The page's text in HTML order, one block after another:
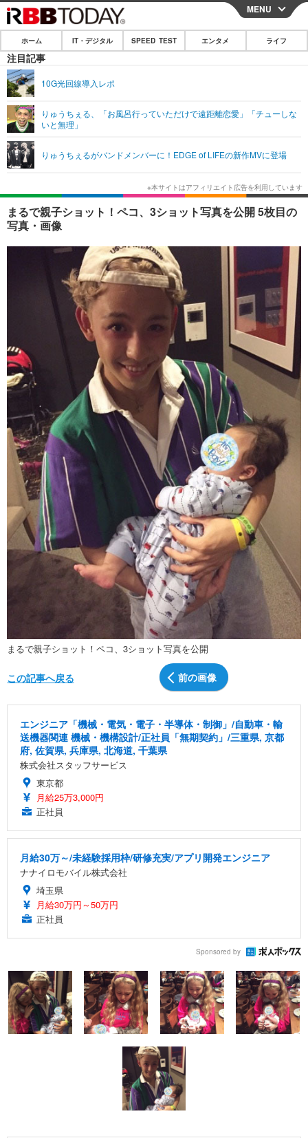
CLOSE
ホーム
IT・デジタル
ネタ
ショッピング その他
SPEED TEST
エンタメ
エンタメTOP 映画・ドラマ
韓国・芸能
音楽 スポーツ
ショッピング その他
ライフ
ライフTOP グルメ
ペット ショッピング
その他
リリース一覧
プッシュ通知の停止方法
MENU
ホーム IT・デジタル SPEED TEST エンタメ ライフ
注目記事
10G光回線導入レポ
りゅうちぇる、「お風呂行っていただけで遠距離恋愛」「チューしな
いと無理」
りゅうちぇるがバンドメンバーに！EDGE of LIFEの新作MVに登場
まるで親子ショット！ペコ、3ショット写真を公開 5枚目の
写真・画像
まるで親子ショット！ペコ、3ショット写真を公開
前の画像
この記事へ戻る
エンジニア「機械・電気・電子・半導体・制御」/自動車・輸
送機器関連 機械・機構設計/正社員「無期契約」/三重県, 京都
府, 佐賀県, 兵庫県, 北海道, 千葉県
株式会社スタッフサービス
東京都
月給25万3,000円
正社員
月給30万～/未経験採用枠/研修充実/アプリ開発エンジニア
ナナイロモバイル株式会社
埼玉県
月給30万円～50万円
正社員
Sponsored by